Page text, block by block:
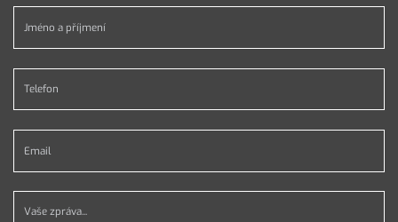
Jméno a příjmení *
Telefon *
Email *
Vaše zpráva...